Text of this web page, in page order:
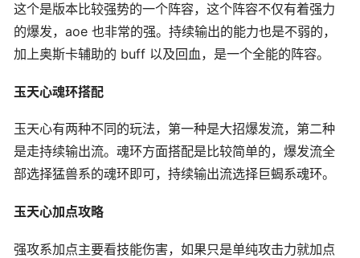
这个是版本比较强势的一个阵容，这个阵容不仅有着强力
的爆发，aoe 也非常的强。持续输出的能力也是不弱的，
加上奥斯卡辅助的 buff 以及回血，是一个全能的阵容。
玉天心魂环搭配
玉天心有两种不同的玩法，第一种是大招爆发流，第二种
是走持续输出流。魂环方面搭配是比较简单的，爆发流全
部选择猛兽系的魂环即可，持续输出流选择巨蝎系魂环。
玉天心加点攻略
强攻系加点主要看技能伤害，如果只是单纯攻击力就加点